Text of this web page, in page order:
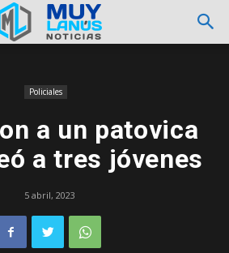
Policiales
a un patovica
a tres jóvenes
5 abril, 2023